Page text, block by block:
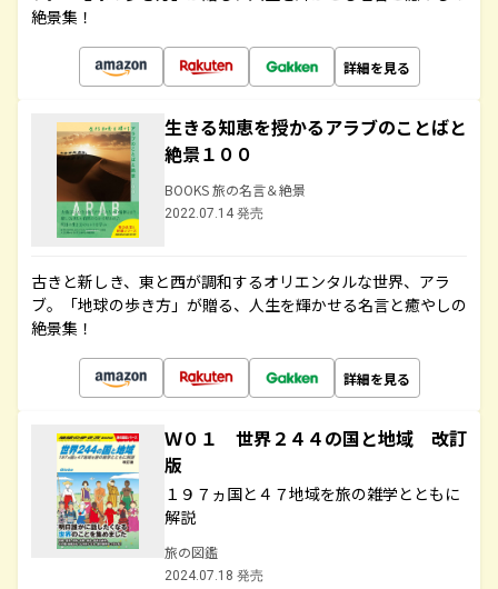
絶景集！
詳細を見る
生きる知恵を授かるアラブのことばと
絶景１００
BOOKS 旅の名言＆絶景
2022.07.14 発売
古きと新しき、東と西が調和するオリエンタルな世界、アラ
ブ。「地球の歩き方」が贈る、人生を輝かせる名言と癒やしの
絶景集！
詳細を見る
Ｗ０１ 世界２４４の国と地域 改訂
版
１９７ヵ国と４７地域を旅の雑学とともに
解説
旅の図鑑
2024.07.18 発売